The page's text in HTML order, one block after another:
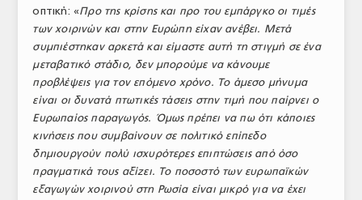
οπτική: «Προ της κρίσης και προ του εμπάργκο οι τιμές
των χοιρινών και στην Ευρώπη είχαν ανέβει. Μετά
συμπιέστηκαν αρκετά και είμαστε αυτή τη στιγμή σε ένα
μεταβατικό στάδιο, δεν μπορούμε να κάνουμε
προβλέψεις για τον επόμενο χρόνο. Το άμεσο μήνυμα
είναι οι δυνατά πτωτικές τάσεις στην τιμή που παίρνει ο
Ευρωπαίος παραγωγός. Όμως πρέπει να πω ότι κάποιες
κινήσεις που συμβαίνουν σε πολιτικό επίπεδο
δημιουργούν πολύ ισχυρότερες επιπτώσεις από όσο
πραγματικά τους αξίζει. Το ποσοστό των ευρωπαϊκών
εξαγωγών χοιρινού στη Ρωσία είναι μικρό για να έχει